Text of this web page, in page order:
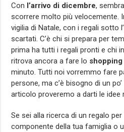
Con l’arrivo di dicembre,
scorrere molto più velocemente.
vigilia di Natale, con i regali sotto
scartati. C’è chi si prepara per
prima ha tutti i regali pronti e chi
ritrova ancora a fare lo
minuto. Tutti noi vorremmo fare
persone, ma c’è bisogno di un
articolo proveremo a darti le idee
Se sei alla ricerca di un regalo
componente della tua famiglia o